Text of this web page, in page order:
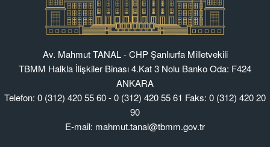
Av. Mahmut TANAL - CHP Şanlıurfa Milletvekili
TBMM Halkla İlişkiler Binası 4.Kat 3 Nolu Banko Oda: F424
ANKARA
Telefon: 0 (312) 420 55 60 - 0 (312) 420 55 61 Faks: 0 (312) 420 20
90
E-mail: mahmut.tanal@tbmm.gov.tr